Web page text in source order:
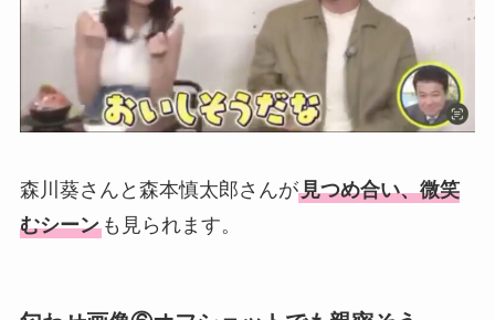
森川葵さんと森本慎太郎さんが見つめ合い、微笑
むシーンも見られます。